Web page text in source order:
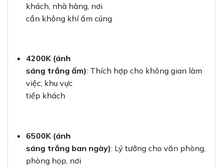
khách, nhà hàng, nơi
cần không khí ấm cúng
4200K (ánh
sáng trắng ấm): Thích hợp cho không gian làm
việc, khu vực
tiếp khách
6500K (ánh
sáng trắng ban ngày): Lý tưởng cho văn phòng,
phòng họp, nơi